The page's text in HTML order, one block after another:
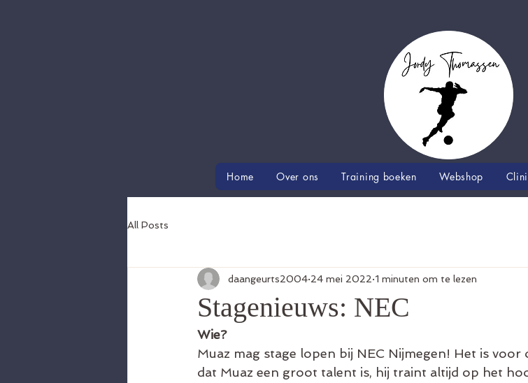
Home Over ons Training boeken Webshop
All Posts
Stagenieuws: NEC
daangeurts2004 24 mei 2022 1 minuten om te lezen
Wie?
Muaz mag stage lopen bij NEC Nijmegen! Het is
dat Muaz een groot talent is, hij traint altijd op het